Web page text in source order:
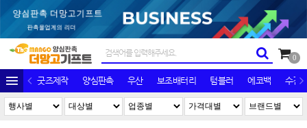
0
굿즈제작 양심판촉 우산 보조배터리 텀블러 에코백 수건/